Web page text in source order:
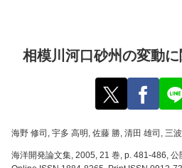
相模川河口砂州の変動
海野 修司, 宇多 高明, 佐藤 勝, 清田 雄司, 三
海洋開発論文集, 2005, 21 巻, p. 481-486,